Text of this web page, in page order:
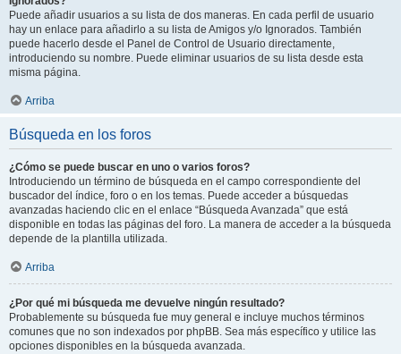
Puede añadir usuarios a su lista de dos maneras. En cada perfil de usuario
hay un enlace para añadirlo a su lista de Amigos y/o Ignorados. También
puede hacerlo desde el Panel de Control de Usuario directamente,
introduciendo su nombre. Puede eliminar usuarios de su lista desde esta
misma página.
Arriba
Búsqueda en los foros
¿Cómo se puede buscar en uno o varios foros?
Introduciendo un término de búsqueda en el campo correspondiente del
buscador del índice, foro o en los temas. Puede acceder a búsquedas
avanzadas haciendo clic en el enlace “Búsqueda Avanzada” que está
disponible en todas las páginas del foro. La manera de acceder a la búsqueda
depende de la plantilla utilizada.
Arriba
¿Por qué mi búsqueda me devuelve ningún resultado?
Probablemente su búsqueda fue muy general e incluye muchos términos
comunes que no son indexados por phpBB. Sea más específico y utilice las
opciones disponibles en la búsqueda avanzada.